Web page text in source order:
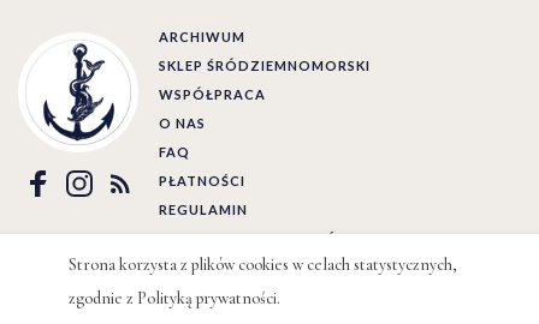
ARCHIWUM
SKLEP ŚRÓDZIEMNOMORSKI
WSPÓŁPRACA
O NAS
FAQ
PŁATNOŚCI
REGULAMIN
POLITYKA PRYWATNOŚCI
Strona korzysta z plików cookies w celach statystycznych,
zgodnie z Polityką prywatności.